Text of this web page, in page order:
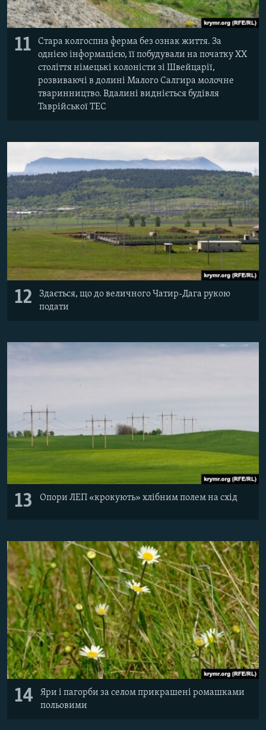
11
Стара колгоспна ферма без ознак життя. За
однією інформацією, її побудували на початку XX
століття німецькі колоністи зі Швейцарії,
розвиваючі в долині Малого Салгира молочне
тваринництво. Вдалині видніється будівля
Таврійської ТЕС
12
Здається, що до величного Чатир-Дага рукою
подати
13 Опори ЛЕП «крокують» хлібним полем на схід
14
Яри і пагорби за селом прикрашені ромашками
польовими